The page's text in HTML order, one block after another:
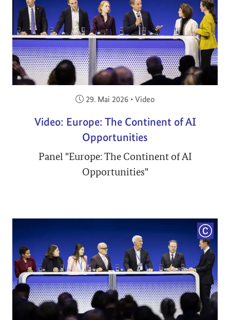
Veröffentlicht am:
29. Mai 2026 • Video
Video: Europe: The Continent of AI
Opportunities
Panel "Europe: The Continent of AI
Opportunities"